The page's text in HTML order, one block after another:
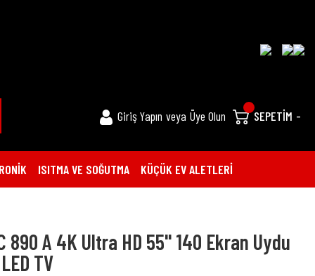
Giriş Yapın veya Üye Olun SEPETİM -
ISITMA VE SOĞUTMA KÜÇÜK EV ALETLERİ
890 A 4K Ultra HD 55'' 140 Ekran Uydu
TV